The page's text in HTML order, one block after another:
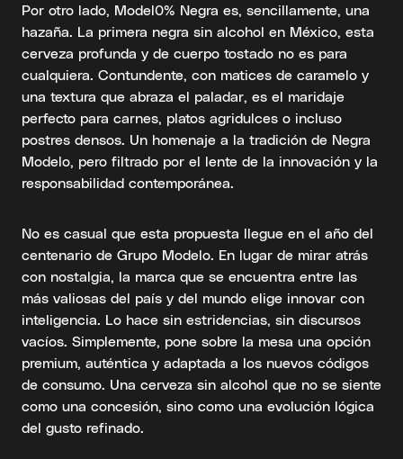
Por otro lado, Model0% Negra es, sencillamente, una
hazaña. La primera negra sin alcohol en México, esta
cerveza profunda y de cuerpo tostado no es para
cualquiera. Contundente, con matices de caramelo y
una textura que abraza el paladar, es el maridaje
perfecto para carnes, platos agridulces o incluso
postres densos. Un homenaje a la tradición de Negra
Modelo, pero filtrado por el lente de la innovación y la
responsabilidad contemporánea.
No es casual que esta propuesta llegue en el año del
centenario de Grupo Modelo. En lugar de mirar atrás
con nostalgia, la marca que se encuentra entre las
más valiosas del país y del mundo elige innovar con
inteligencia. Lo hace sin estridencias, sin discursos
vacíos. Simplemente, pone sobre la mesa una opción
premium, auténtica y adaptada a los nuevos códigos
de consumo. Una cerveza sin alcohol que no se siente
como una concesión, sino como una evolución lógica
del gusto refinado.